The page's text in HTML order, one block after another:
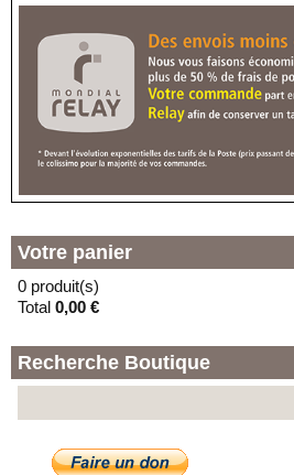
59000 - LILLE
(F) - LOCKER TECHNOPHONE
RUE JULES GU
En vacances jusqu'au 09/10/2026
73 RUE JULES GUESDE
(G) - LOCKER LA LAVERIE
En vacances jusqu'au 30/08/2026
59000 - LILLE
Votre panier
0 produit(s)
Total 0,00 €
Recherche Boutique